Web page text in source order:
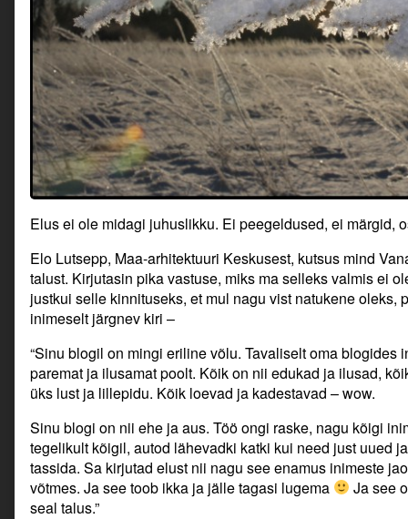
Elus ei ole midagi juhuslikku. Ei peegeldused, ei märgid,
Elo Lutsepp, Maa-arhitektuuri Keskusest, kutsus mind
talust. Kirjutasin pika vastuse, miks ma selleks valmis ei
justkui selle kinnituseks, et mul nagu vist natukene oleks,
inimeselt järgnev kiri –
“Sinu blogil on mingi eriline võlu. Tavaliselt oma blogides
paremat ja ilusamat poolt. Kõik on nii edukad ja ilusad,
üks lust ja lillepidu. Kõik loevad ja kadestavad – wow.
Sinu blogi on nii ehe ja aus. Töö ongi raske, nagu kõigi
tegelikult kõigil, autod lähevadki katki kui need just uued
tassida. Sa kirjutad elust nii nagu see enamus inimeste
võtmes. Ja see toob ikka ja jälle tagasi lugema
Ja see
seal talus.”